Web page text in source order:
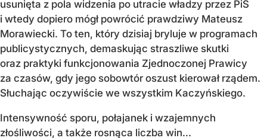
usunięta z pola widzenia po utracie władzy przez PiS
i wtedy dopiero mógł powrócić prawdziwy Mateusz
Morawiecki. To ten, który dzisiaj bryluje w programach
publicystycznych, demaskując straszliwe skutki
oraz praktyki funkcjonowania Zjednoczonej Prawicy
za czasów, gdy jego sobowtór oszust kierował rządem.
Słuchając oczywiście we wszystkim Kaczyńskiego.
Intensywność sporu, połajanek i wzajemnych
złośliwości, a także rosnąca liczba win...